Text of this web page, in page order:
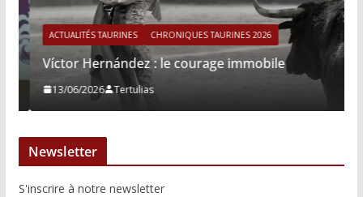
ACTUALITÉS TAURINES CHRONIQUES TAURINES 2026
Víctor Hernández : le courage immobile
13/06/2026 Tertulias
Newsletter
S'inscrire à notre newsletter